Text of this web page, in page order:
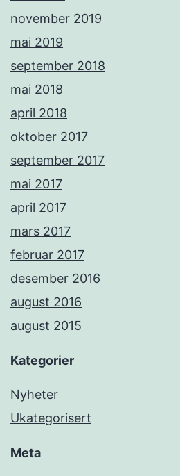
november 2019
mai 2019
september 2018
mai 2018
april 2018
oktober 2017
september 2017
mai 2017
april 2017
mars 2017
februar 2017
desember 2016
august 2016
august 2015
Kategorier
Nyheter
Ukategorisert
Meta